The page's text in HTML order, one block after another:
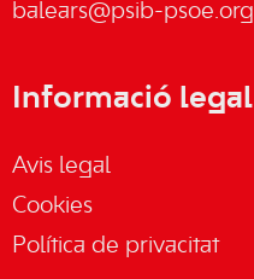
balears@psib-psoe.org
Informació legal
Avis legal
Cookies
Política de privacitat